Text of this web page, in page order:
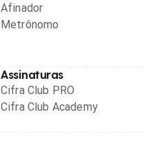
Afinador
Metrônomo
Assinaturas
Cifra Club PRO
Cifra Club Academy